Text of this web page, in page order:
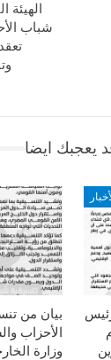
الهيئة
شباب
يعجبك ايضا
بيان من
الأحزاب
وزارة